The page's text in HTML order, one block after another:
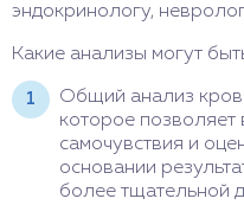
эндокринологу,
Какие анализы могут
Общий анализ
которое позволяет
самочувствия и
основании
более тщательной